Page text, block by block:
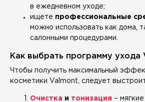
в ежедневном уходе;
ищете профессиональные
можно использовать как дома,
салонными процедурами.
Как выбрать программу ухода
Чтобы получить максимальный
косметики Valmont, следует
Очистка и тонизация –